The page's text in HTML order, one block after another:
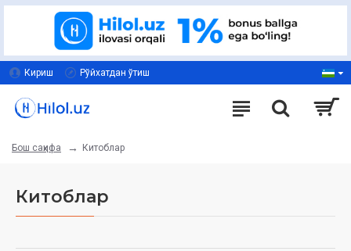
Кириш Рўйхатдан ўтиш
Бош саҳифа Китоблар
Китоблар